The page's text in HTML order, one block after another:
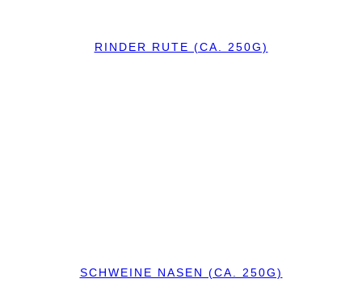
RINDER RUTE (CA. 250G)
SCHWEINE NASEN (CA. 250G)